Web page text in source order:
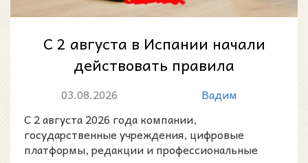
С 2 августа в Испании начали
действовать правила
маркировки контента,
созданного искусстве...
03.08.2026
Вадим
С 2 августа 2026 года компании,
государственные учреждения, цифровые
платформы, редакции и профессиональные